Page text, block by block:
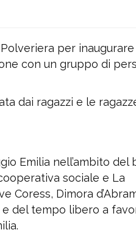
per
con un gruppo di
dai ragazzi e le
Emilia nell’ambito del
sociale e La
Coress, Dimora
e del tempo libero a